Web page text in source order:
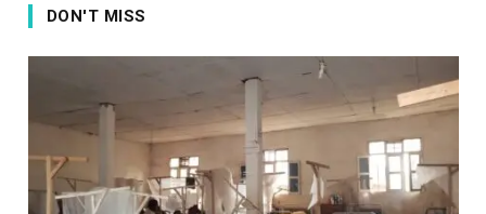
DON'T MISS